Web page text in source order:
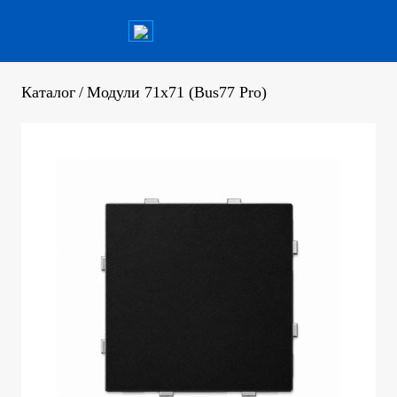
Каталог / Модули 71х71 (Bus77 Pro)